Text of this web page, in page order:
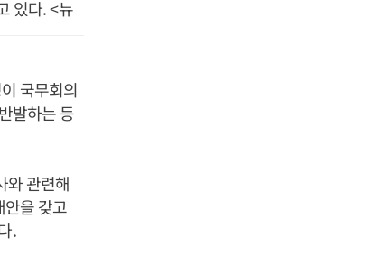
있다. <뉴
국무회의
발하는 등
와 관련해
을 갖고
.